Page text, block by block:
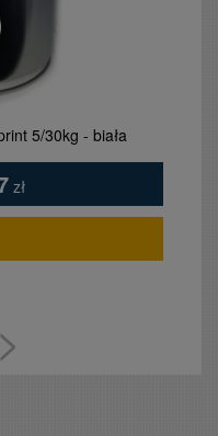
5/30kg - biała
zł
>